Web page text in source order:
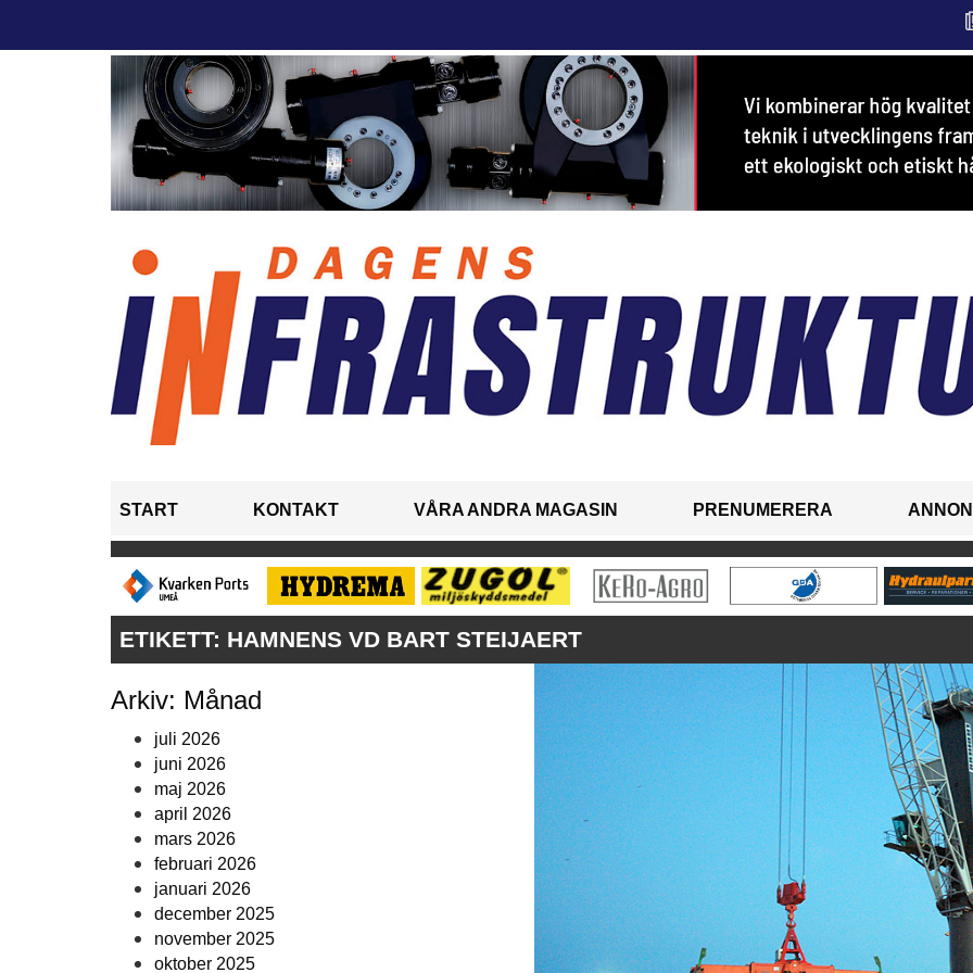
START KONTAKT VÅRA ANDRA MAGASIN PRENUMERERA
ETIKETT: HAMNENS VD BART STEIJAERT
Arkiv: Månad
juli 2026
juni 2026
maj 2026
april 2026
mars 2026
februari 2026
januari 2026
december 2025
november 2025
oktober 2025